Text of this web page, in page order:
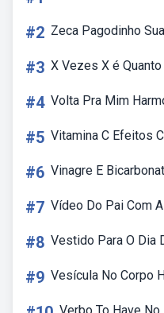
#2 Zeca Pagodinho
#3 X Vezes X é Quanto
#4 Volta Pra Mim
#5 Vitamina C Efeitos
#6 Vinagre E
#7 Vídeo Do Pai Com
#8 Vestido Para O Dia
#9 Vesícula No Corpo